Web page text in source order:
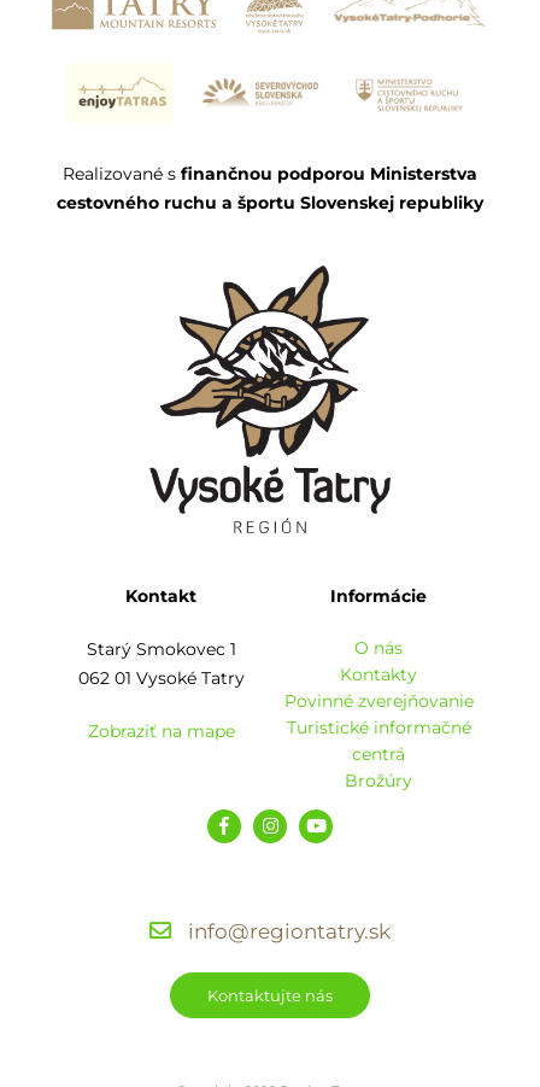
Realizované s finančnou podporou Ministerstva
cestovného ruchu a športu Slovenskej republiky
Kontakt
Starý Smokovec 1
062 01 Vysoké Tatry
Zobraziť na mape
Informácie
O nás
Kontakty
Povinné zverejňovanie
Turistické informačné
centrá
Brožúry
info@regiontatry.sk
Kontaktujte nás